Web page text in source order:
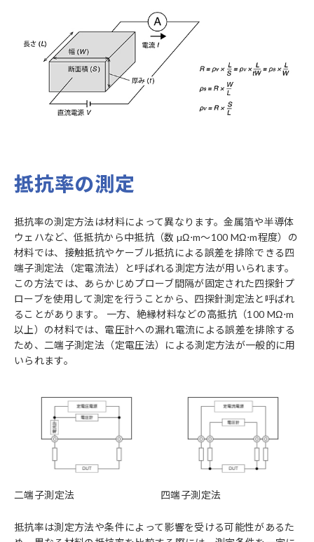
抵抗率の測定
抵抗率の測定方法は材料によって異なります。金属箔や半導体
ウェハなど、低抵抗から中抵抗（数 µΩ⋅m～100 MΩ⋅m程度）の
材料では、接触抵抗やケーブル抵抗による誤差を排除できる四
端子測定法（定電流法）と呼ばれる測定方法が用いられます。
この方法では、あらかじめプローブ間隔が固定された四探針プ
ローブを使用して測定を行うことから、四探針測定法と呼ばれ
ることがあります。 一方、絶縁材料などの高抵抗（100 MΩ⋅m
以上）の材料では、電圧計への漏れ電流による誤差を排除する
ため、二端子測定法（定電圧法）による測定方法が一般的に用
いられます。
二端子測定法 四端子測定法
抵抗率は測定方法や条件によって影響を受ける可能性があるた